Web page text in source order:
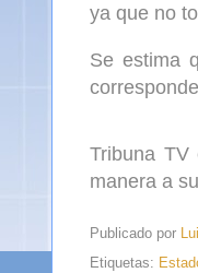
ya que no
Se estima
Tribuna
manera a
Publicado por
Etiquetas: